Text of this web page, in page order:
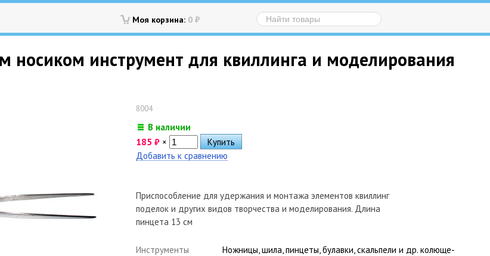
Моя корзина: 0 ₽
носиком инструмент для квиллинга и моделирования
8004
В наличии
185 ₽ ×
Добавить к сравнению
Приспособление для удержания и монтажа элементов квиллинг
поделок и других видов творчества и моделирования. Длина
пинцета 13 см
Инструменты
Ножницы, шила, пинцеты, булавки, скальпели и др. колюще-